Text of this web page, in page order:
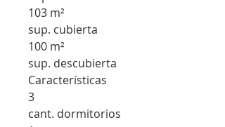
103 m²
sup. cubierta
100 m²
sup. descubierta
Características
3
cant. dormitorios